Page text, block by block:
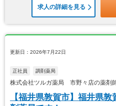
求人の詳細を見る
更新日：2026年7月22日
正社員 調剤薬局
株式会社ツルガ薬局 市野々店の薬剤
【福井県敦賀市】福井県